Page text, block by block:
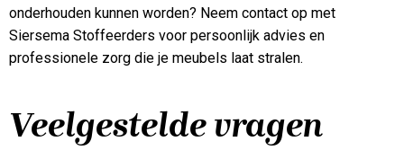
onderhouden kunnen worden? Neem contact op met
Siersema Stoffeerders voor persoonlijk advies en
professionele zorg die je meubels laat stralen.
Veelgestelde vragen